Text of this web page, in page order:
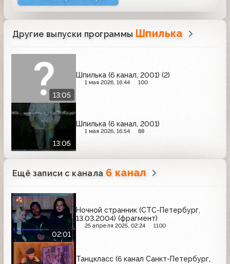
Другие выпуски программы Шпилька
13:05
Шпилька (6 канал, 2001) (2)
1 мая 2026, 16:44 100
13:05
Шпилька (6 канал, 2001)
1 мая 2026, 16:54 88
Ещё записи с канала 6 канал
02:01
Ночной странник (СТС-Петербург,
13.03.2004) (фрагмент)
25 апреля 2025, 02:24 1100
Танцкласс (6 канал Санкт-Петербург,